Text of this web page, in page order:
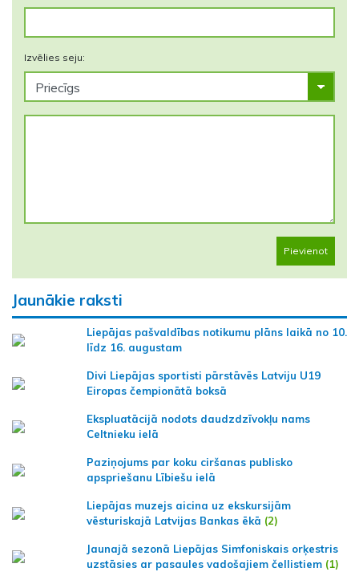
Izvēlies seju:
Pievienot
Jaunākie raksti
Liepājas pašvaldības notikumu plāns laikā no 10.
līdz 16. augustam
Divi Liepājas sportisti pārstāvēs Latviju U19
Eiropas čempionātā boksā
Ekspluatācijā nodots daudzdzīvokļu nams
Celtnieku ielā
Paziņojums par koku ciršanas publisko
apspriešanu Lībiešu ielā
Liepājas muzejs aicina uz ekskursijām
vēsturiskajā Latvijas Bankas ēkā (2)
Jaunajā sezonā Liepājas Simfoniskais orķestris
uzstāsies ar pasaules vadošajiem čellistiem (1)